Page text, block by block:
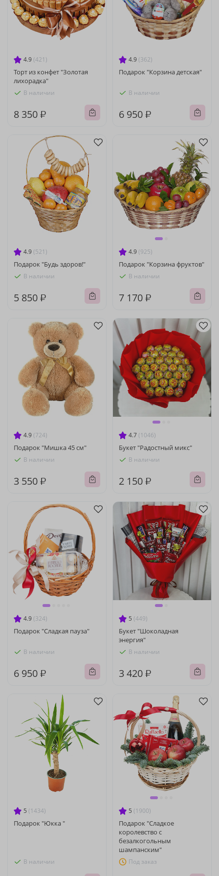
4.9 (421)
Торт из конфет "Золотая
лихорадка"
В наличии
8 350 ₽
4.9 (362)
Подарок "Корзина детская"
В наличии
6 950 ₽
4.9 (521)
Подарок "Будь здоров!"
В наличии
5 850 ₽
4.9 (925)
Подарок "Корзина фруктов"
В наличии
7 170 ₽
4.9 (724)
Подарок "Мишка 45 см"
В наличии
3 550 ₽
4.7 (1046)
Букет "Радостный микс"
В наличии
2 150 ₽
4.9 (324)
Подарок "Сладкая пауза"
В наличии
6 950 ₽
5 (449)
Букет "Шоколадная
энергия"
В наличии
3 420 ₽
5 (1434)
Подарок "Юкка "
В наличии
5 (1900)
Подарок "Сладкое
королевство с
безалкогольным
шампанским"
Под заказ